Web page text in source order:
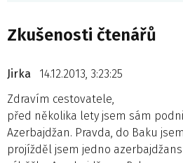
Zkušenosti čtenářů
Jirka
14.12.2013, 3:23:25
Zdravím cestovatele,
před několika lety jsem sám
Azerbajdžan. Pravda, do Baku
projížděl jsem jedno